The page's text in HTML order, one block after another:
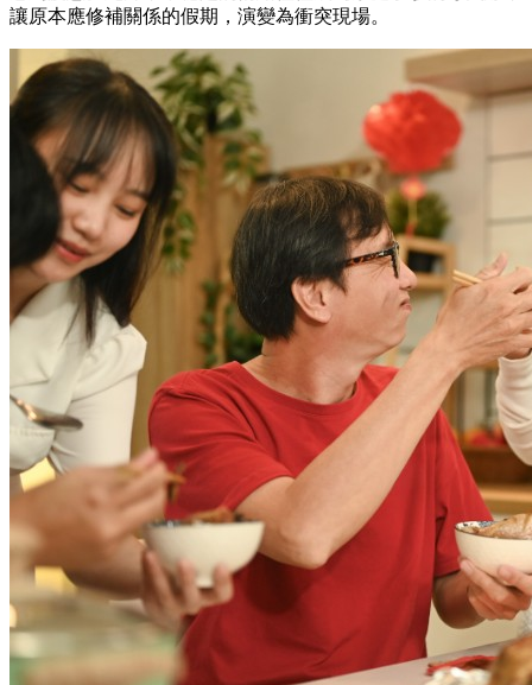
讓原本應修補關係的假期，演變為衝突現場。